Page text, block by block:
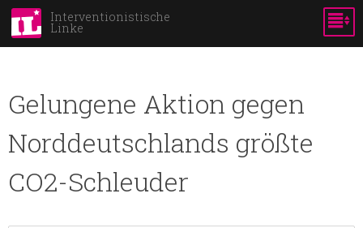
Skip to
content
Interventionistische
Linke
Gelungene Aktion gegen
Norddeutschlands größte
CO2-Schleuder